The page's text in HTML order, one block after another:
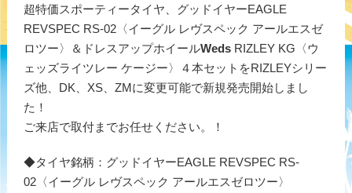
超特価スポーティータイヤ、グッドイヤーEAGLE
REVSPEC RS-02〈イーグル レヴスペック アールエスゼ
ロツー〉＆ドレスアップホイールWedsRIZLEY KG〈ウ
ェッズライツレー ケージー〉４本セットをRIZLEYシリー
ズ他、DK、XS、ZMに変更可能で新規発売開始しまし
た！
ご来店で取付までお任せください。！
◆タイヤ銘柄：グッドイヤーEAGLE REVSPEC RS-
02〈イーグル レヴスペック アールエスゼロツー〉